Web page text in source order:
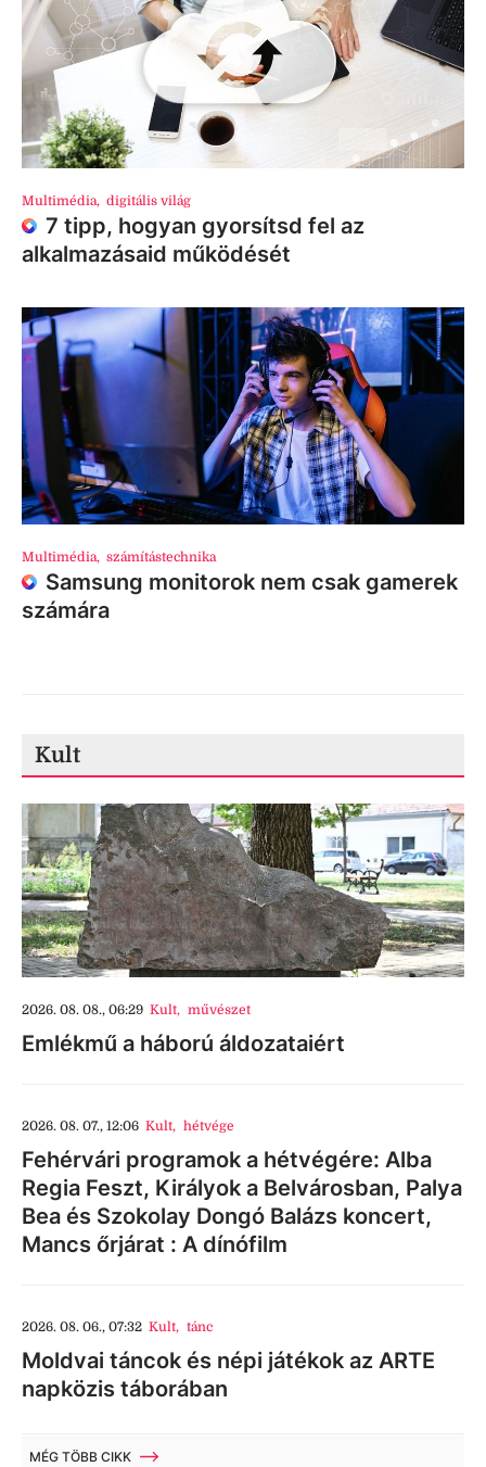
Multimédia, digitális világ
7 tipp, hogyan gyorsítsd fel az
alkalmazásaid működését
Multimédia, számítástechnika
Samsung monitorok nem csak gamerek
számára
Kult
2026. 08. 08., 06:29 Kult, művészet
Emlékmű a háború áldozataiért
2026. 08. 07., 12:06 Kult, hétvége
Fehérvári programok a hétvégére: Alba
Regia Feszt, Királyok a Belvárosban, Palya
Bea és Szokolay Dongó Balázs koncert,
Mancs őrjárat : A dínófilm
2026. 08. 06., 07:32 Kult, tánc
Moldvai táncok és népi játékok az ARTE
napközis táborában
MÉG TÖBB CIKK